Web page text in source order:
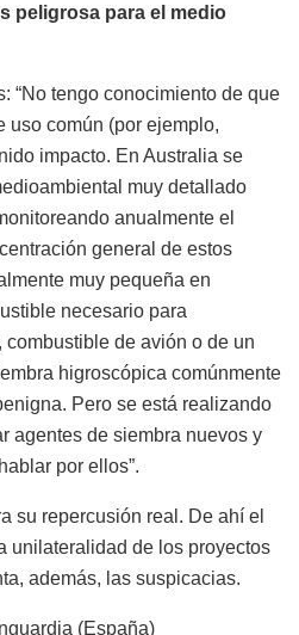
peligrosa para el medio
“No tengo conocimiento de que
uso común (por ejemplo,
impacto. En Australia se
muy detallado
anualmente el
general de estos
muy pequeña en
necesario para
de avión o de un
higroscópica comúnmente
Pero se está realizando
agentes de siembra nuevos y
por ellos”.
su repercusión real. De ahí el
unilateralidad de los proyectos
además, las suspicacias.
(España)